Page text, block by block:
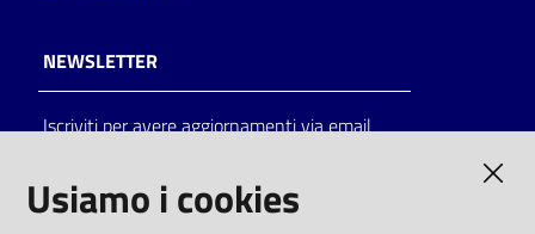
on line
NEWSLETTER
Iscriviti per avere aggiornamenti via email
Usiamo i cookies